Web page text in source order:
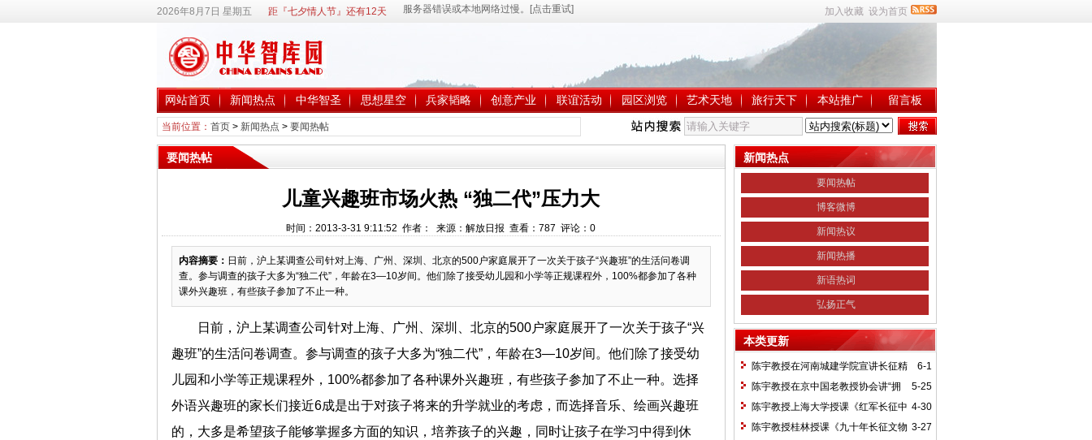
2026年8月7日 星期五 距『七夕情人节』还有12天 加入收藏 设为首页
网站首页 新闻热点 中华智圣 思想星空 兵家韬略 创意产业 联谊活动 园区浏览 艺术天地 旅行天下 本站推广 留言板
当前位置： 首页> 新闻热点 > 要闻热帖
要闻热帖
儿童兴趣班市场火热 “独二代”压力大
时间：2013-3-31 9:11:52 作者： 来源：解放日报 查看： 787 评论： 0
内容摘要： 日前，沪上某调查公司针对上海、广州、深圳、北京的500户家庭展开了一次关于孩子“兴趣班”的生活问卷调
查。参与调查的孩子大多为“独二代”，年龄在3—10岁间。他们除了接受幼儿园和小学等正规课程外，100%都参加了各种
课外兴趣班，有些孩子参加了不止一种。
日前，沪上某调查公司针对上海、广州、深圳、北京的500户家庭展开了一次关于孩子“兴
趣班”的生活问卷调查。参与调查的孩子大多为“独二代”，年龄在3—10岁间。他们除了接受幼
儿园和小学等正规课程外，100%都参加了各种课外兴趣班，有些孩子参加了不止一种。选择
外语兴趣班的家长们接近6成是出于对孩子将来的升学就业的考虑，而选择音乐、绘画兴趣班
的，大多是希望孩子能够掌握多方面的知识，培养孩子的兴趣，同时让孩子在学习中得到休
新闻热点
要闻热帖
博客微博
新闻热议
新闻热播
新语热词
弘扬正气
本类更新
6-1
陈宇教授在河南城建学院宣讲长征精
神及红25军长征史
5-25
陈宇教授在京中国老教授协会讲“拥
抱中华新文明”
4-30
陈宇教授上海大学授课《红军长征中
的黄埔师生》
3-27
陈宇教授桂林授课《九十年长征文物